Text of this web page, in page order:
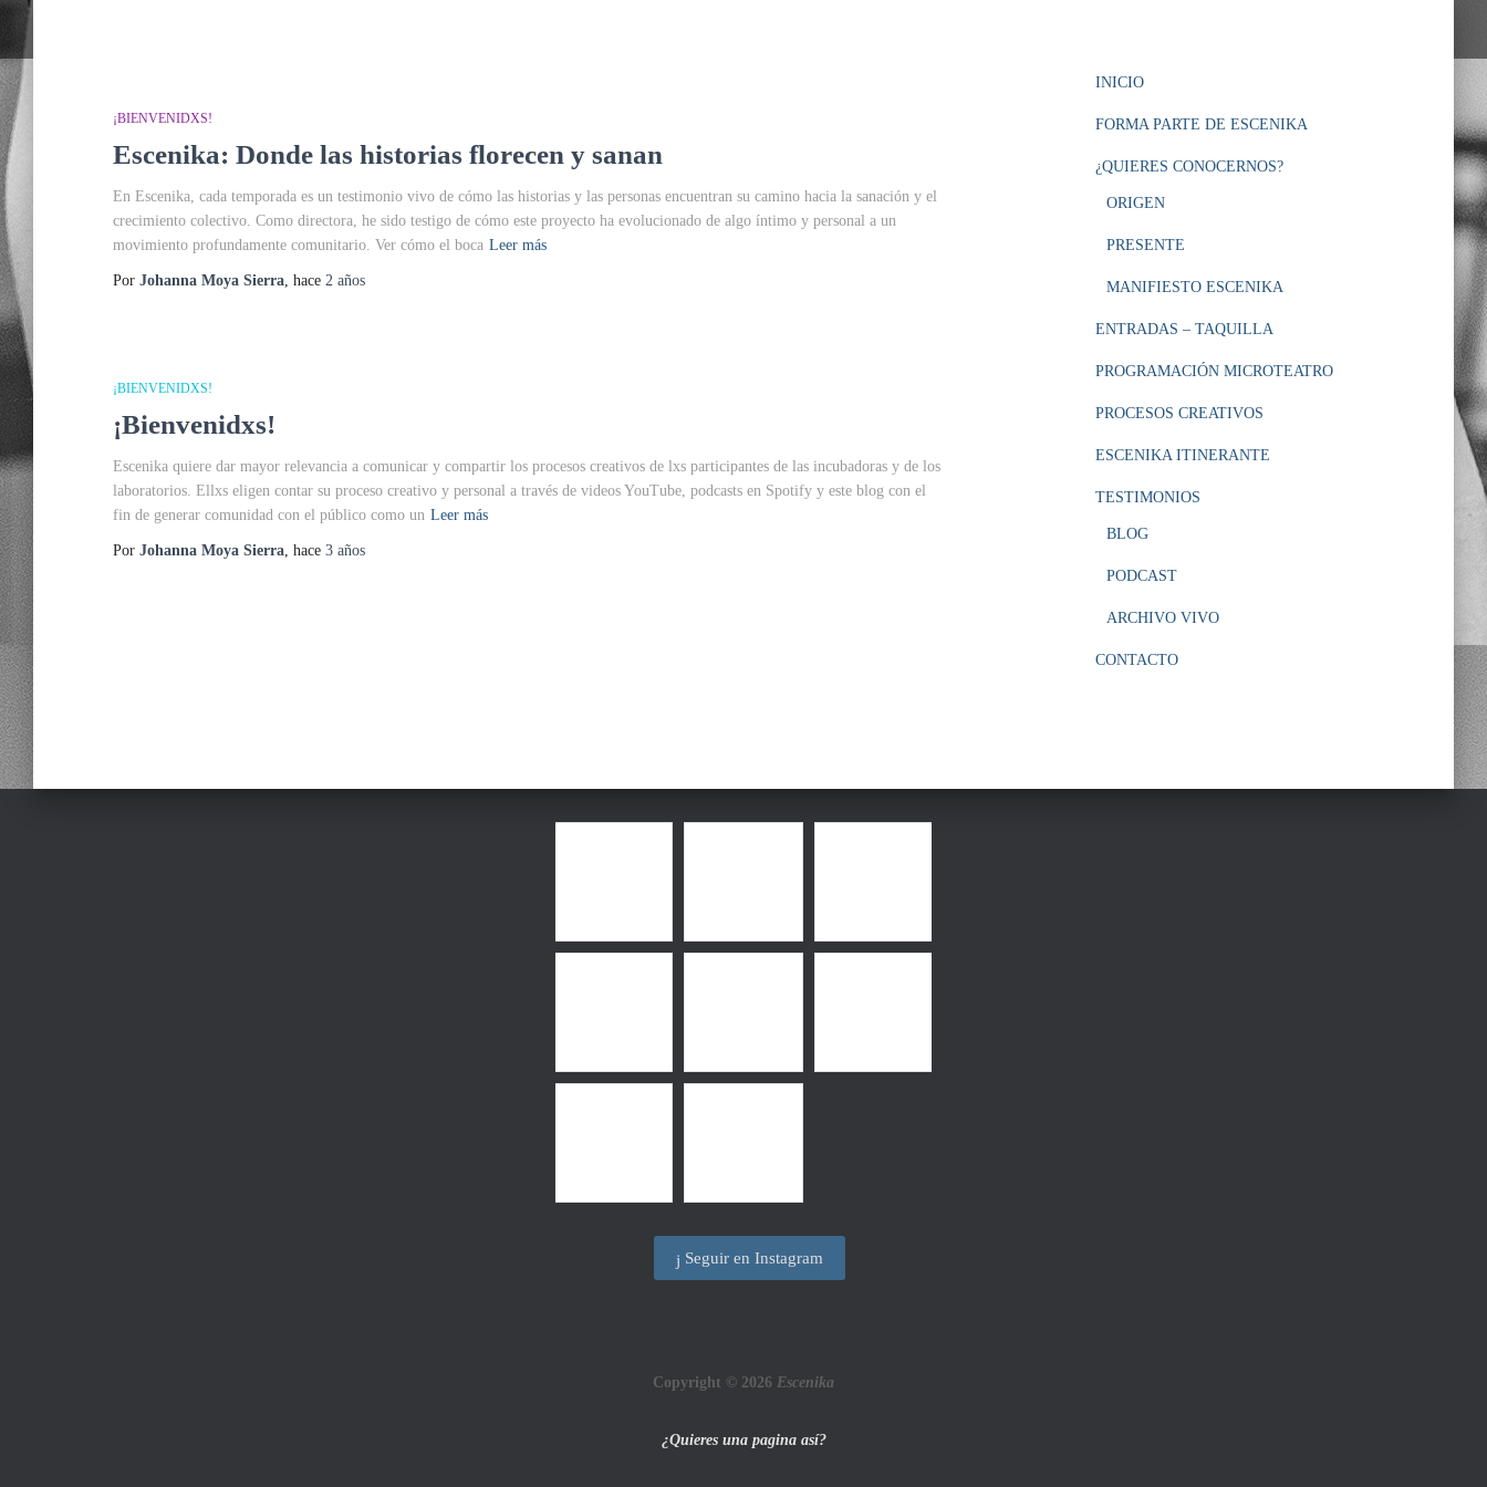
¡BIENVENIDXS!
Escenika: Donde las historias florecen y sanan
En Escenika, cada temporada es un testimonio vivo de cómo las historias y las personas encuentran su camino hacia la sanación y el
crecimiento colectivo. Como directora, he sido testigo de cómo este proyecto ha evolucionado de algo íntimo y personal a un
movimiento profundamente comunitario. Ver cómo el boca Leer más
Por Johanna Moya Sierra, hace 2 años
¡BIENVENIDXS!
¡Bienvenidxs!
Escenika quiere dar mayor relevancia a comunicar y compartir los procesos creativos de lxs participantes de las incubadoras y de los
laboratorios. Ellxs eligen contar su proceso creativo y personal a través de videos YouTube, podcasts en Spotify y este blog con el
fin de generar comunidad con el público como un Leer más
Por Johanna Moya Sierra, hace 3 años
INICIO
FORMA PARTE DE ESCENIKA
¿QUIERES CONOCERNOS?
ORIGEN
PRESENTE
MANIFIESTO ESCENIKA
ENTRADAS – TAQUILLA
PROGRAMACIÓN MICROTEATRO
PROCESOS CREATIVOS
ESCENIKA ITINERANTE
TESTIMONIOS
BLOG
PODCAST
ARCHIVO VIVO
CONTACTO
Seguir en Instagram
Copyright © 2026 Escenika
¿Quieres una pagina así?